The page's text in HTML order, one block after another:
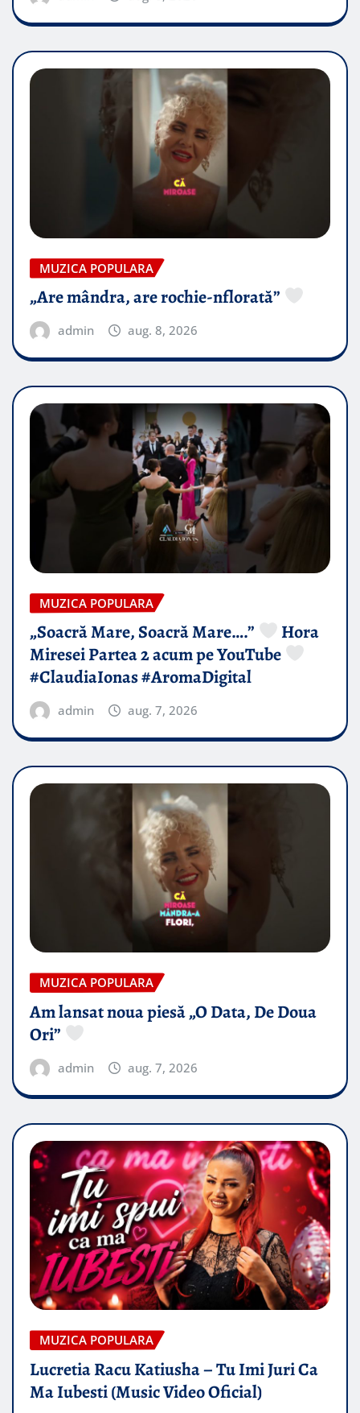
MUZICA POPULARA
„Are mândra, are rochie-nflorată”
admin aug. 8, 2026
MUZICA POPULARA
„Soacră Mare, Soacră Mare….”
Hora
Miresei Partea 2 acum pe YouTube
#ClaudiaIonas #AromaDigital
admin aug. 7, 2026
MUZICA POPULARA
Am lansat noua piesă „O Data, De Doua
Ori”
admin aug. 7, 2026
MUZICA POPULARA
Lucretia Racu Katiusha – Tu Imi Juri Ca
Ma Iubesti (Music Video Oficial)